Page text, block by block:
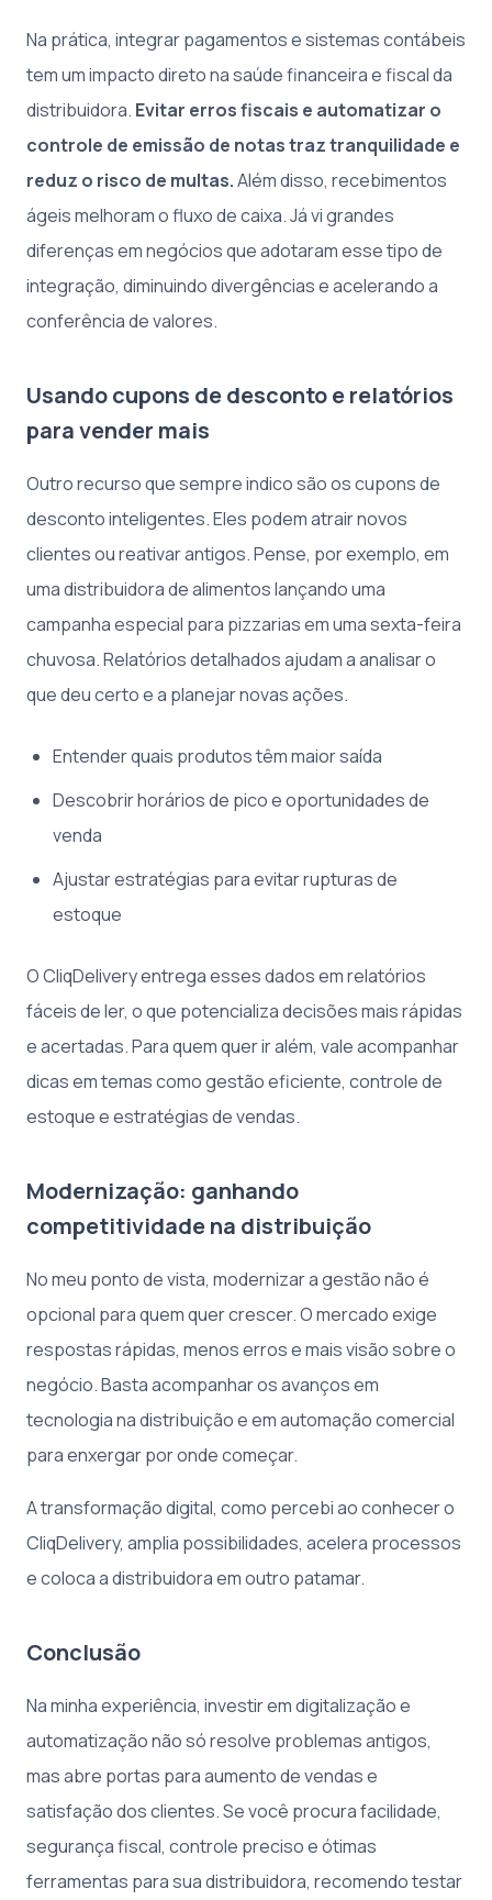
Na prática, integrar pagamentos e sistemas contábeis
tem um impacto direto na saúde financeira e fiscal da
distribuidora. Evitar erros fiscais e automatizar o
controle de emissão de notas traz tranquilidade e
reduz o risco de multas.Além disso, recebimentos
ágeis melhoram o fluxo de caixa. Já vi grandes
diferenças em negócios que adotaram esse tipo de
integração, diminuindo divergências e acelerando a
conferência de valores.
Usando cupons de desconto e relatórios
para vender mais
Outro recurso que sempre indico são os cupons de
desconto inteligentes. Eles podem atrair novos
clientes ou reativar antigos. Pense, por exemplo, em
uma distribuidora de alimentos lançando uma
campanha especial para pizzarias em uma sexta-feira
chuvosa. Relatórios detalhados ajudam a analisar o
que deu certo e a planejar novas ações.
Entender quais produtos têm maior saída
Descobrir horários de pico e oportunidades de
venda
Ajustar estratégias para evitar rupturas de
estoque
O CliqDelivery entrega esses dados em relatórios
fáceis de ler, o que potencializa decisões mais rápidas
e acertadas. Para quem quer ir além, vale acompanhar
dicas em temas como gestão eficiente, controle de
estoque e estratégias de vendas.
Modernização: ganhando
competitividade na distribuição
No meu ponto de vista, modernizar a gestão não é
opcional para quem quer crescer. O mercado exige
respostas rápidas, menos erros e mais visão sobre o
negócio. Basta acompanhar os avanços em
tecnologia na distribuição e em automação comercial
para enxergar por onde começar.
A transformação digital, como percebi ao conhecer o
CliqDelivery, amplia possibilidades, acelera processos
e coloca a distribuidora em outro patamar.
Conclusão
Na minha experiência, investir em digitalização e
automatização não só resolve problemas antigos,
mas abre portas para aumento de vendas e
satisfação dos clientes. Se você procura facilidade,
segurança fiscal, controle preciso e ótimas
ferramentas para sua distribuidora, recomendo testar